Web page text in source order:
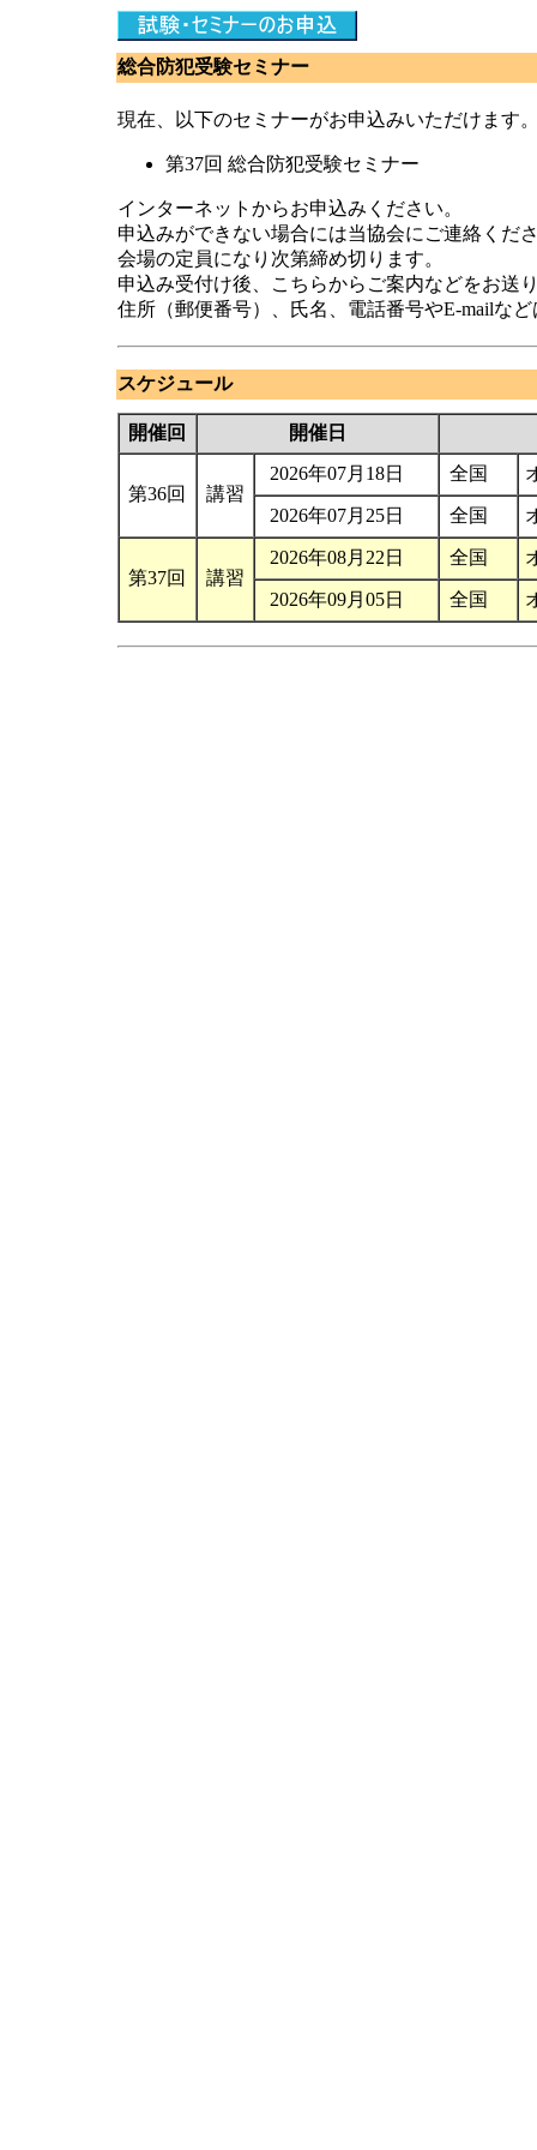
総合防犯受験セミナー
現在、以下のセミナーがお申込みいただけます
第37回 総合防犯受験セミナー
インターネットからお申込みください。
申込みができない場合には当協会にご連絡くだ
会場の定員になり次第締め切ります。
申込み受付け後、こちらからご案内などをお送
住所（郵便番号）、氏名、電話番号やE-mailな
スケジュール
開催回 開催日
第36回 講習
2026年07月18日 全国
2026年07月25日 全国
第37回 講習
2026年08月22日 全国
2026年09月05日 全国